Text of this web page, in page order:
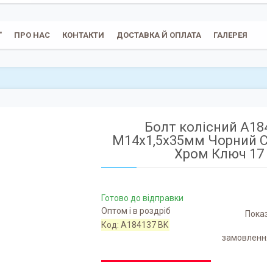
ПРО НАС КОНТАКТИ ДОСТАВКА Й ОПЛАТА ГАЛЕРЕЯ
Болт колісний
M14х1,5х35мм Чорний
Хром Ключ 17
Готово до відправки
Оптом і в роздріб
Код:A184137 BK